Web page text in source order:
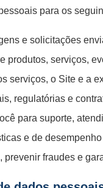
para os
e solicitações
produtos, serviços,
serviços, o Site e a
regulatórias e
para suporte,
e de
prevenir fraudes e